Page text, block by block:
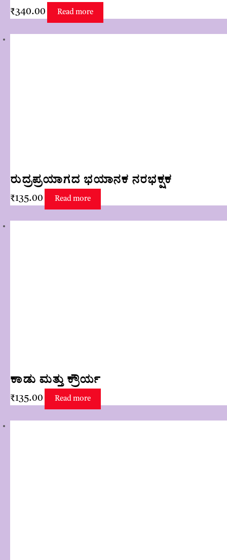
₹340.00 Read more
ರುದ್ರಪ್ರಯಾಗದ ಭಯಾನಕ ನರಭಕ್ಷಕ
₹135.00 Read more
ಕಾಡು ಮತ್ತು ಕ್ರೌರ್ಯ
₹135.00 Read more